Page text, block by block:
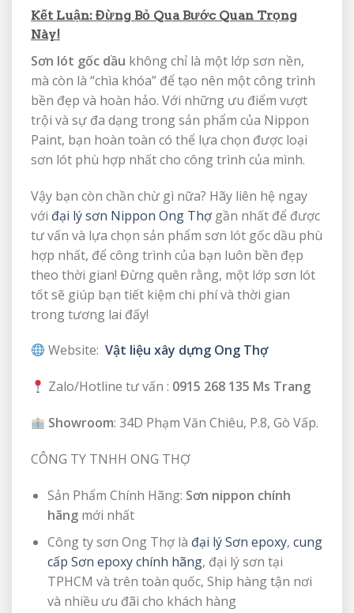
Kết Luận: Đừng Bỏ Qua Bước Quan Trọng
Này!
Sơn lót gốc dầu không chỉ là một lớp sơn nền,
mà còn là “chìa khóa” để tạo nên một công trình
bền đẹp và hoàn hảo. Với những ưu điểm vượt
trội và sự đa dạng trong sản phẩm của Nippon
Paint, bạn hoàn toàn có thể lựa chọn được loại
sơn lót phù hợp nhất cho công trình của mình.
Vậy bạn còn chần chừ gì nữa? Hãy liên hệ ngay
với đại lý sơn Nippon Ong Thợ gần nhất để được
tư vấn và lựa chọn sản phẩm sơn lót gốc dầu phù
hợp nhất, để công trình của bạn luôn bền đẹp
theo thời gian! Đừng quên rằng, một lớp sơn lót
tốt sẽ giúp bạn tiết kiệm chi phí và thời gian
trong tương lai đấy!
Website:Vật liệu xây dựng Ong Thợ
Zalo/Hotline tư vấn : 0915 268 135 Ms Trang
Showroom: 34D Phạm Văn Chiêu, P.8, Gò Vấp.
CÔNG TY TNHH ONG THỢ
Sản Phẩm Chính Hãng: Sơn nippon chính
hãngmới nhất
Công ty sơn Ong Thợ là đại lý Sơn epoxy, cung
cấp Sơn epoxy chính hãng, đại lý sơn tại
TPHCM và trên toàn quốc, Ship hàng tận nơi
và nhiều ưu đãi cho khách hàng